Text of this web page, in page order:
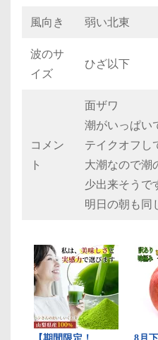
風向き
弱い北東
波のサ
イズ
ひざ以下
コメン
ト
面ザワ
潮がいっぱい
テイクオフし
大潮なので潮
少出来そうで
明日の朝も同